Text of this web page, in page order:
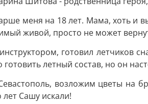
меня на 18 лет. Мама, хоть и
живой, просто не может
готовил летчиков
летный состав, но он
возложим цветы на
Сашу искали!